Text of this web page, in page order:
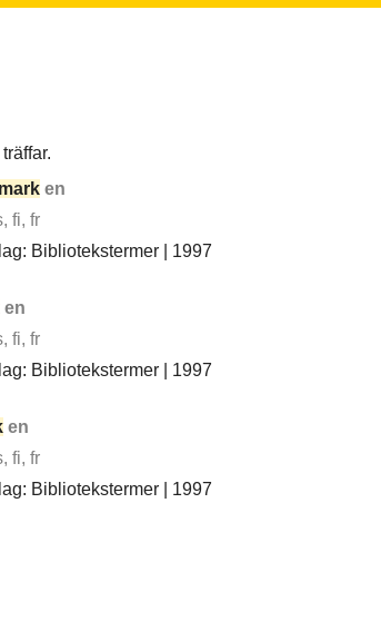
träffar.
mark en
fi, fr
Bibliotekstermer | 1997
en
fi, fr
Bibliotekstermer | 1997
en
fi, fr
Bibliotekstermer | 1997